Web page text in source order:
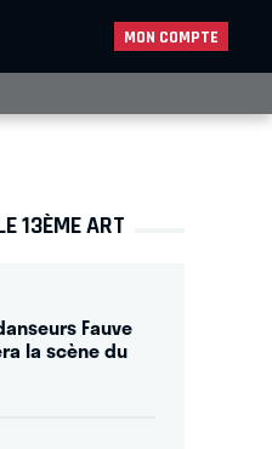
MON COMPTE
13ÈME ART
Fauve
la scène du